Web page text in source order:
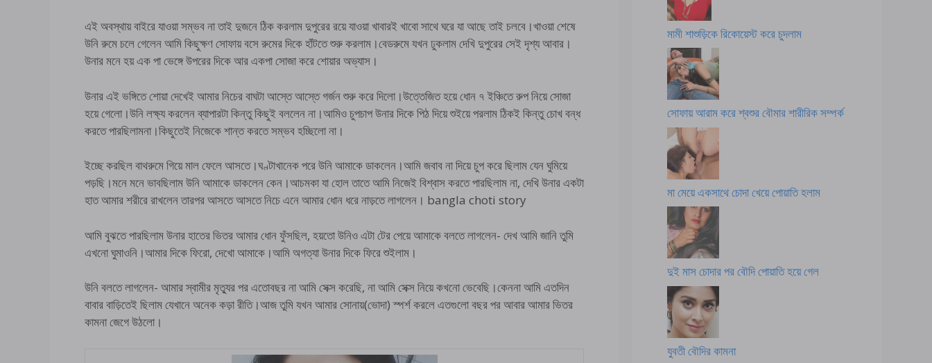
এই অবস্থায় বাইরে যাওয়া সম্ভব না তাই দুজনে ঠিক করলাম দুপুরের রয়ে যাওয়া খাবারই খাবো সাথে ঘরে যা আছে তাই চলবে।খাওয়া শেষে
উনি রুমে চলে গেলেন আমি কিছুক্ষণ সোফায় বসে রুমের দিকে হাঁটতে শুরু করলাম।বেডরুমে যখন ঢুকলাম দেখি দুপুরের সেই দৃশ্য আবার।
উনার মনে হয় এক পা ভেঙ্গে উপরের দিকে আর একপা সোজা করে শোয়ার অভ্যাস।
উনার এই ভঙ্গিতে শোয়া দেখেই আমার নিচের বাঘটা আস্তে আস্তে গর্জন শুরু করে দিলো।উত্তেজিত হয়ে ধোন ৭ ইঞ্চিতে রুপ নিয়ে সোজা
হয়ে গেলো।উনি লক্ষ্য করলেন ব্যাপারটা কিন্তু কিছুই বললেন না।আমিও চুপচাপ উনার দিকে পিঠ দিয়ে শুইয়ে পরলাম ঠিকই কিন্তু চোখ বন্ধ
করতে পারছিলামনা।কিছুতেই নিজেকে শান্ত করতে সম্ভব হচ্ছিলো না।
ইচ্ছে করছিল বাথরুমে গিয়ে মাল ফেলে আসতে।ঘণ্টাখানেক পরে উনি আমাকে ডাকলেন।আমি জবাব না দিয়ে চুপ করে ছিলাম যেন ঘুমিয়ে
পড়ছি।মনে মনে ভাবছিলাম উনি আমাকে ডাকলেন কেন।আচমকা যা হোল তাতে আমি নিজেই বিশ্বাস করতে পারছিলাম না, দেখি উনার একটা
হাত আমার শরীরে রাখলেন তারপর আসতে আসতে নিচে এনে আমার ধোন ধরে নাড়তে লাগলেন। bangla choti story
আমি বুঝতে পারছিলাম উনার হাতের ভিতর আমার ধোন ফুঁসছিল, হয়তো উনিও এটা টের পেয়ে আমাকে বলতে লাগলেন- দেখ আমি জানি তুমি
এখনো ঘুমাওনি।আমার দিকে ফিরো, দেখো আমাকে।আমি অগত্যা উনার দিকে ফিরে শুইলাম।
উনি বলতে লাগলেন- আমার স্বামীর মৃত্যুর পর এতোবছর না আমি সেক্স করেছি, না আমি সেক্স নিয়ে কখনো ভেবেছি।কেননা আমি এতদিন
বাবার বাড়িতেই ছিলাম যেখানে অনেক কড়া রীতি।আজ তুমি যখন আমার সোনায়(ভোদা) স্পর্শ করলে এতগুলো বছর পর আবার আমার ভিতর
কামনা জেগে উঠলো।
মামী শাশুড়িকে রিকোয়েস্ট করে চুদলাম
সোফায় আরাম করে শ্বশুর বৌমার শারীরিক সম্পর্ক
মা মেয়ে একসাথে চোদা খেয়ে পোয়াতি হলাম
দুই মাস চোদার পর বৌদি পোয়াতি হয়ে গেল
যুবতী বৌদির কামনা